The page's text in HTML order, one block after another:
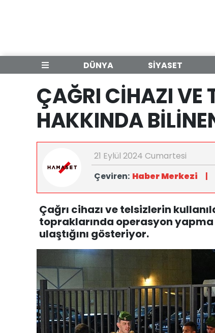
DÜNYA SİYASET
ÇAĞRI CİHAZI VE
HAKKINDA
21 Eylül 2024 Cumartesi
Çeviren: Haber Merkezi |
Çağrı cihazı ve telsizlerin
topraklarında operasyon
ulaştığını gösteriyor.